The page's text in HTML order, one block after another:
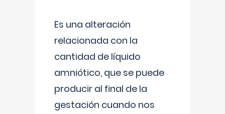
Es una alteración
relacionada con la
cantidad de líquido
amniótico, que se puede
producir al final de la
gestación cuando nos